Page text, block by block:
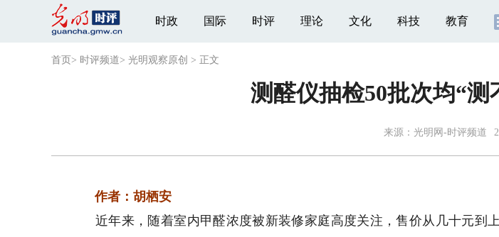
时政 国际 时评 理论 文化 科技 教育
首页 > 时评频道> 光明观察原创 > 正文
测醛仪抽检50批次均“
来源： 光明网-时评频道
作者：胡栖安
近年来，随着室内甲醛浓度被新装修家庭高度关注，售价从几十元到